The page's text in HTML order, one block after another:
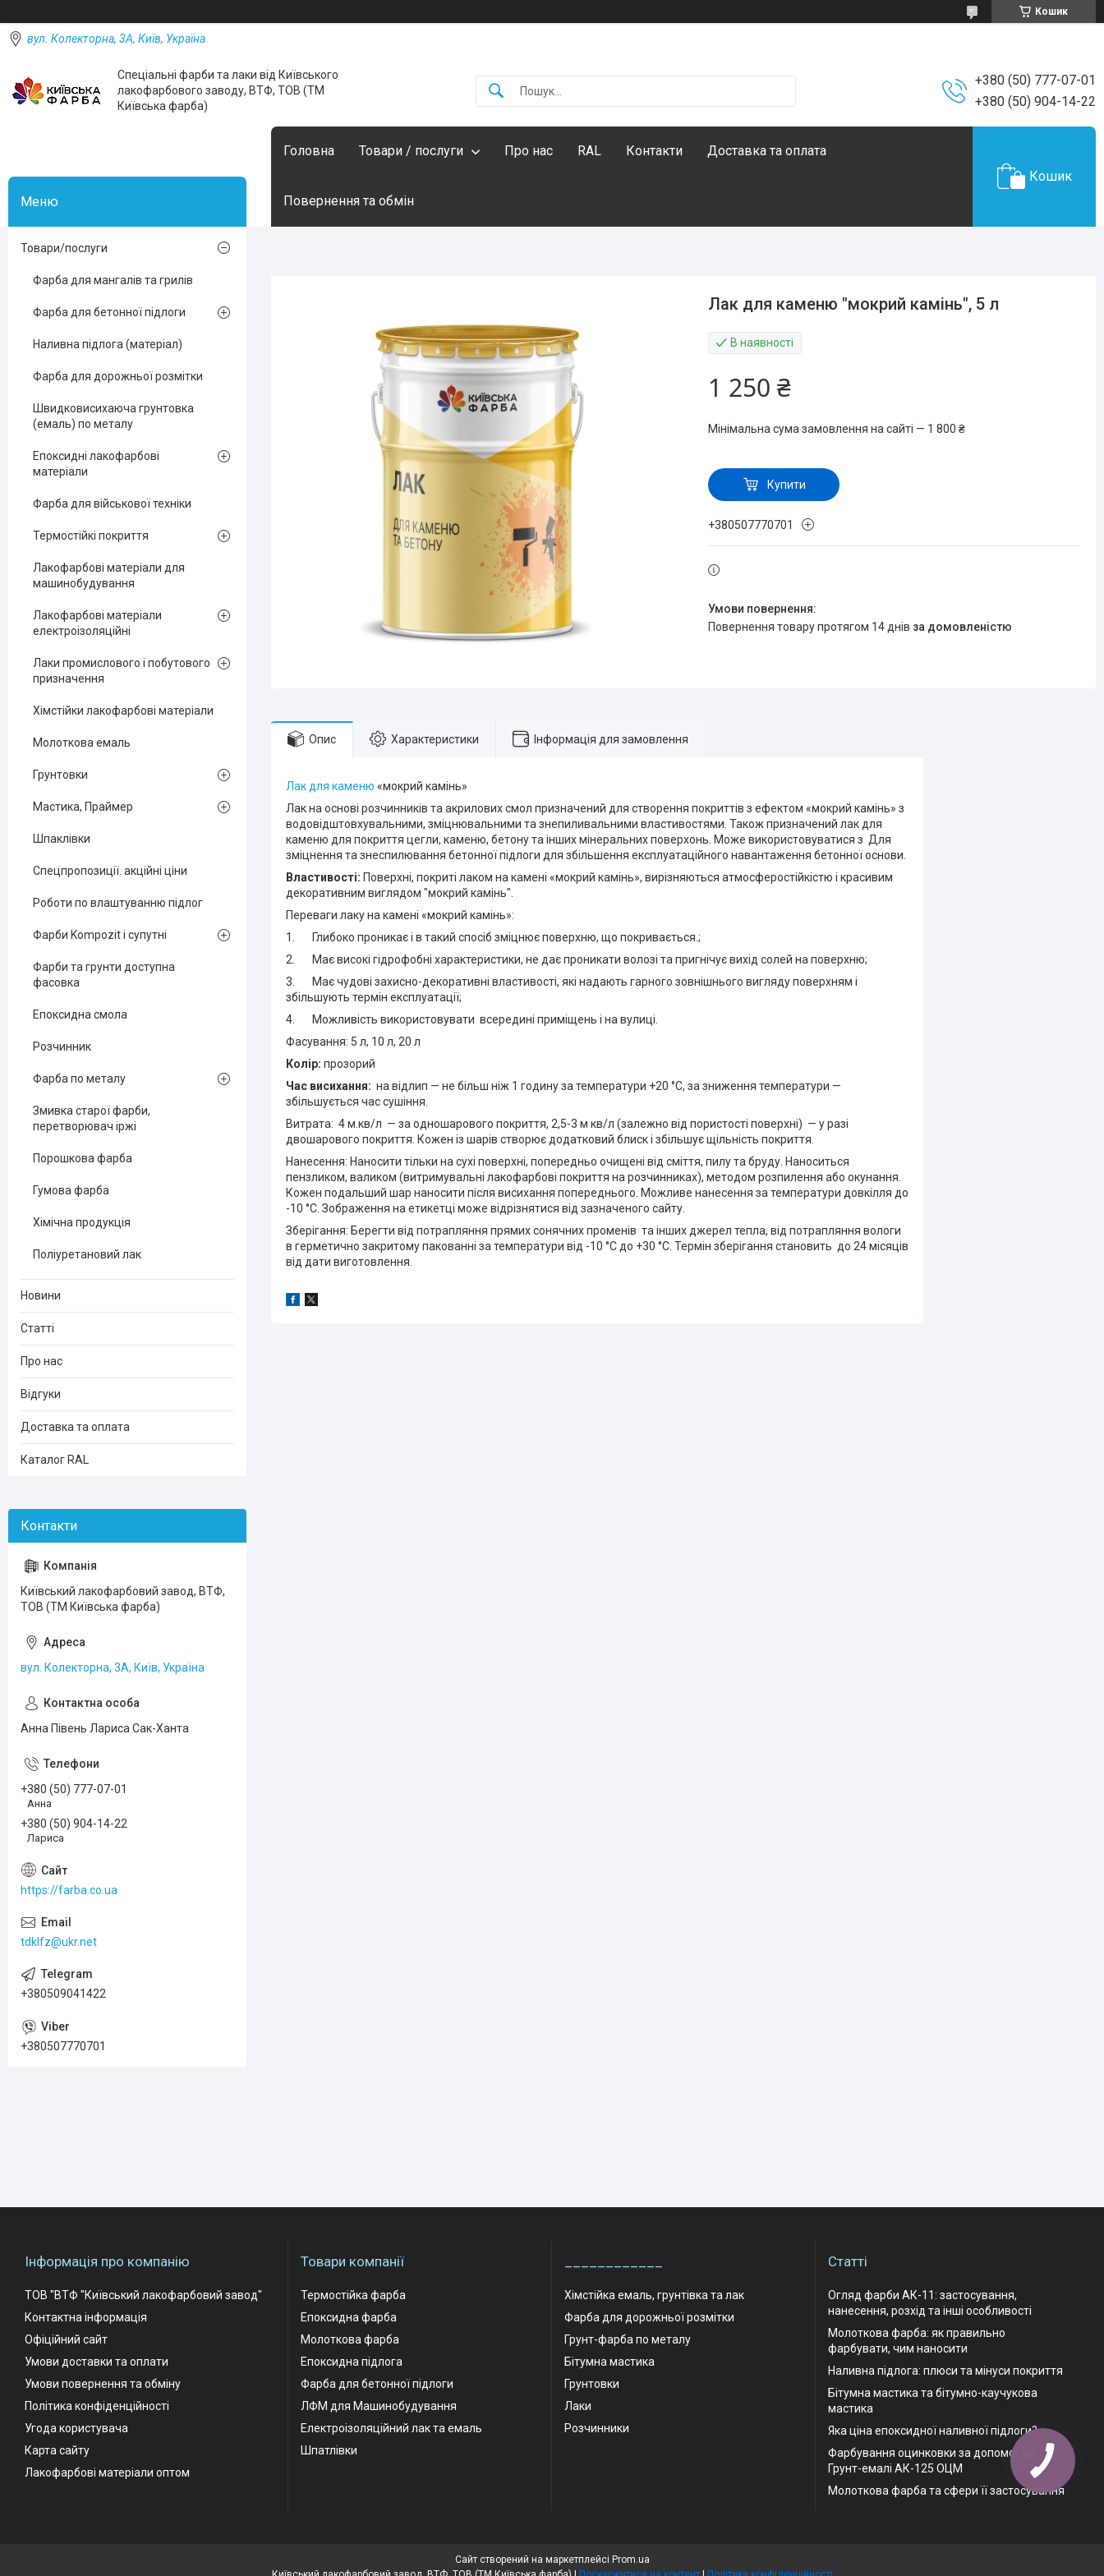
Кошик
вул. Колекторна, 3А, Київ, Україна
Спеціальні фарби та лаки від Київського
лакофарбового заводу, ВТФ, ТОВ (ТМ
Київська фарба)
+380 (50) 777-07-01
+380 (50) 904-14-22
Головна Товари / послуги Про нас RAL Контакти Доставка та оплата
Повернення та обмін
Кошик
Лак для каменю "мокрий камінь", 5 л
В наявності
1 250 ₴
Мінімальна сума замовлення на сайті — 1 800 ₴
Купити
+380507770701
повернення товару протягом 14 днів за домовленістю
Опис Характеристики Інформація для замовлення
Лак для каменю «мокрий камінь»
Лак на основі розчинників та акрилових смол призначений для створення покриттів з ефектом «мокрий камінь» з
водовідштовхувальними, зміцнювальними та знепиливальними властивостями. Також призначений лак для
каменю для покриття цегли, каменю, бетону та інших мінеральних поверхонь. Може використовуватися з Для
зміцнення та знеспилювання бетонної підлоги для збільшення експлуатаційного навантаження бетонної основи.
Властивості: Поверхні, покриті лаком на камені «мокрий камінь», вирізняються атмосферостійкістю і красивим
декоративним виглядом "мокрий камінь".
Переваги лаку на камені «мокрий камінь»:
1. Глибоко проникає і в такий спосіб зміцнює поверхню, що покривається.;
2. Має високі гідрофобні характеристики, не дає проникати волозі та пригнічує вихід солей на поверхню;
3. Має чудові захисно-декоративні властивості, які надають гарного зовнішнього вигляду поверхням і
збільшують термін експлуатації;
4. Можливість використовувати всередині приміщень і на вулиці.
Фасування: 5 л, 10 л, 20 л
Колір: прозорий
Час висихання: на відлип — не більш ніж 1 годину за температури +20 °C, за зниження температури —
збільшується час сушіння.
Витрата: 4 м.кв/л — за одношарового покриття, 2,5-3 м кв/л (залежно від пористості поверхні) — у разі
двошарового покриття. Кожен із шарів створює додатковий блиск і збільшує щільність покриття.
Нанесення: Наносити тільки на сухі поверхні, попередньо очищені від сміття, пилу та бруду. Наноситься
пензликом, валиком (витримувальні лакофарбові покриття на розчинниках), методом розпилення або окунання.
Кожен подальший шар наносити після висихання попереднього. Можливе нанесення за температури довкілля до
-10 °C. Зображення на етикетці може відрізнятися від зазначеного сайту.
Зберігання: Берегти від потрапляння прямих сонячних променів та інших джерел тепла, від потрапляння вологи
в герметично закритому пакованні за температури від -10 °C до +30 °C. Термін зберігання становить до 24 місяців
від дати виготовлення.
Товари/послуги
Фарба для мангалів та грилів
Фарба для бетонної підлоги
Наливна підлога (матеріал)
Фарба для дорожньої розмітки
Швидковисихаюча грунтовка
(емаль) по металу
Епоксидні лакофарбові
матеріали
Фарба для військової техніки
Термостійкі покриття
Лакофарбові матеріали для
машинобудування
Лакофарбові матеріали
електроізоляційні
Лаки промислового і побутового
призначення
Хімстійки лакофарбові матеріали
Молоткова емаль
Грунтовки
Мастика, Праймер
Шпаклівки
Спецпропозиції. акційні ціни
Роботи по влаштуванню підлог
Фарби Kompozit і супутні
Фарби та грунти доступна
фасовка
Епоксидна смола
Розчинник
Фарба по металу
Змивка старої фарби,
перетворювач іржі
Порошкова фарба
Гумова фарба
Хімічна продукція
Поліуретановий лак
Новини
Статті
Про нас
Відгуки
Доставка та оплата
Каталог RAL
Київський лакофарбовий завод, ВТФ,
ТОВ (ТМ Київська фарба)
вул. Колекторна, 3А, Київ, Україна
Анна Півень Лариса Сак-Ханта
+380 (50) 777-07-01
Анна
+380 (50) 904-14-22
Лариса
https://farba.co.ua
tdklfz@ukr.net
+380509041422
+380507770701
Інформація про компанію
ТОВ "ВТФ "Київський лакофарбовий завод"
Контактна інформація
Офіційний сайт
Умови доставки та оплати
Умови повернення та обміну
Політика конфіденційності
Угода користувача
Карта сайту
Лакофарбові матеріали оптом
Товари компанії
Термостійка фарба
Епоксидна фарба
Молоткова фарба
Епоксидна підлога
Фарба для бетонної підлоги
ЛФМ для Машинобудування
Електроізоляційний лак та емаль
Шпатлівки
Хімстійка емаль, грунтівка та лак
Фарба для дорожньої розмітки
Грунт-фарба по металу
Бітумна мастика
Грунтовки
Лаки
Розчинники
Статті
Огляд фарби АК-11: застосування,
нанесення, розхід та інші особливості
Молоткова фарба: як правильно
фарбувати, чим наносити
Наливна підлога: плюси та мінуси покриття
Бітумна мастика та бітумно-каучукова
мастика
Яка ціна епоксидної наливної підлоги?
Фарбування оцинковки за допомогою
Грунт-емалі АК-125 ОЦМ
Молоткова фарба та сфери її застосування
Сайт створений на маркетплейсі Prom.ua